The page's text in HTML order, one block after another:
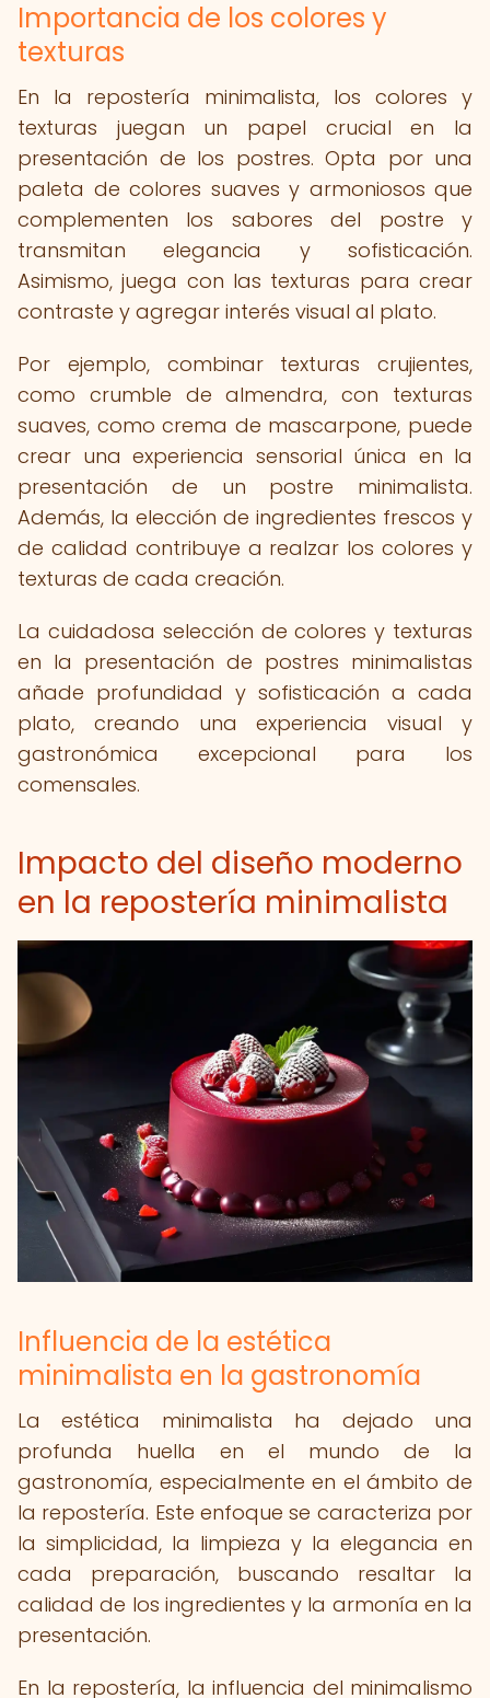
Importancia de los colores y
texturas
En la repostería minimalista, los colores y
texturas juegan un papel crucial en la
presentación de los postres. Opta por una
paleta de colores suaves y armoniosos que
complementen los sabores del postre y
transmitan elegancia y sofisticación.
Asimismo, juega con las texturas para crear
contraste y agregar interés visual al plato.
Por ejemplo, combinar texturas crujientes,
como crumble de almendra, con texturas
suaves, como crema de mascarpone, puede
crear una experiencia sensorial única en la
presentación de un postre minimalista.
Además, la elección de ingredientes frescos y
de calidad contribuye a realzar los colores y
texturas de cada creación.
La cuidadosa selección de colores y texturas
en la presentación de postres minimalistas
añade profundidad y sofisticación a cada
plato, creando una experiencia visual y
gastronómica excepcional para los
comensales.
Impacto del diseño moderno
en la repostería minimalista
Influencia de la estética
minimalista en la gastronomía
La estética minimalista ha dejado una
profunda huella en el mundo de la
gastronomía, especialmente en el ámbito de
la repostería. Este enfoque se caracteriza por
la simplicidad, la limpieza y la elegancia en
cada preparación, buscando resaltar la
calidad de los ingredientes y la armonía en la
presentación.
En la repostería, la influencia del minimalismo